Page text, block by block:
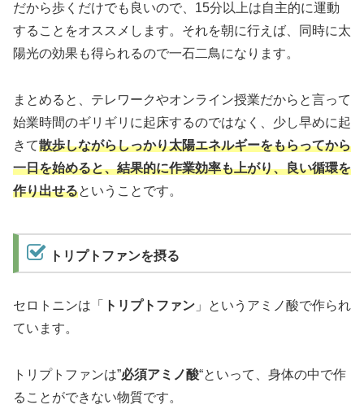
だから歩くだけでも良いので、15分以上は自主的に運動
することをオススメします。それを朝に行えば、同時に太
陽光の効果も得られるので一石二鳥になります。
まとめると、テレワークやオンライン授業だからと言って
始業時間のギリギリに起床するのではなく、少し早めに起
きて散歩しながらしっかり太陽エネルギーをもらってから
一日を始めると、結果的に作業効率も上がり、良い循環を
作り出せるということです。
トリプトファンを摂る
セロトニンは「 トリプトファン 」というアミノ酸で作られ
ています。
トリプトファンは”必須アミノ酸“といって、身体の中で作
ることができない物質です。